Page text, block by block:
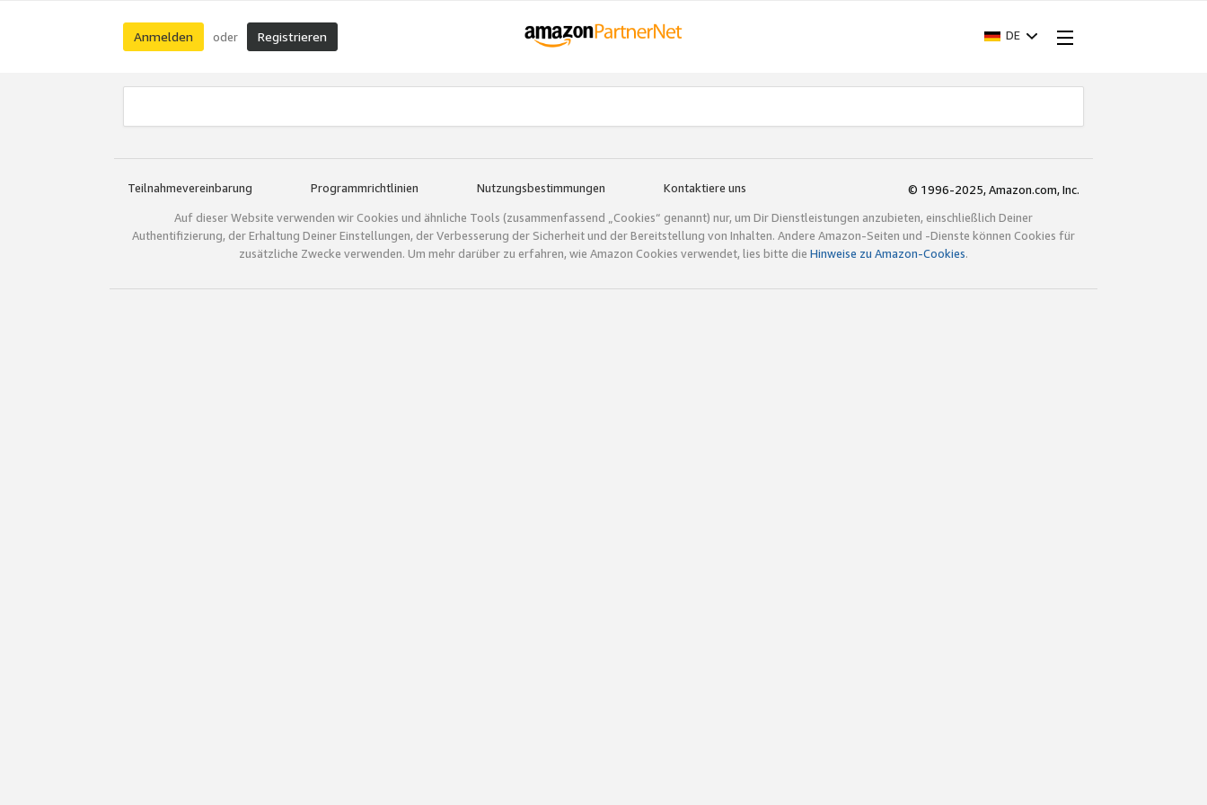
Anmelden oder Registrieren DE
Teilnahmevereinbarung Programmrichtlinien Nutzungsbestimmungen Kontaktiere uns
© 1996-2025, Amazon.com, Inc.
Auf dieser Website verwenden wir Cookies und ähnliche Tools (zusammenfassend „Cookies“ genannt) nur, um Dir Dienstleistungen anzubieten, einschließlich Deiner
Authentifizierung, der Erhaltung Deiner Einstellungen, der Verbesserung der Sicherheit und der Bereitstellung von Inhalten. Andere Amazon-Seiten und -Dienste können Cookies für
zusätzliche Zwecke verwenden. Um mehr darüber zu erfahren, wie Amazon Cookies verwendet, lies bitte die Hinweise zu Amazon-Cookies.